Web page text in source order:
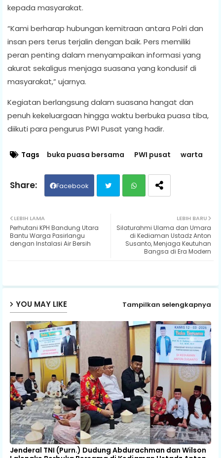
kepada masyarakat.
“Kami berharap hubungan kemitraan antara Polri dan
insan pers terus terjalin dengan baik. Pers memiliki
peran penting dalam menyampaikan informasi yang
akurat sekaligus menjaga suasana yang kondusif di
masyarakat,” ujarnya.
Kegiatan berlangsung dalam suasana hangat dan
penuh kekeluargaan hingga waktu berbuka puasa tiba,
diikuti para pengurus PWI Pusat yang hadir.
Tags buka puasa bersama PWI pusat warta
Facebook
ats
LEBIH BARU
Silaturahmi Ulama dan Umara
di Kediaman Ustadz Anton
Susanto, Menjaga Keutuhan
Bangsa di Era Modern
LEBIH LAMA
Perhutani KPH Bandung Utara
Bantu Warga Pasirlangu
dengan Instalasi Air Bersih
YOU MAY LIKE Tampilkan selengkapnya
Jenderal TNI (Purn.) Dudung Abdurachman dan Wilson